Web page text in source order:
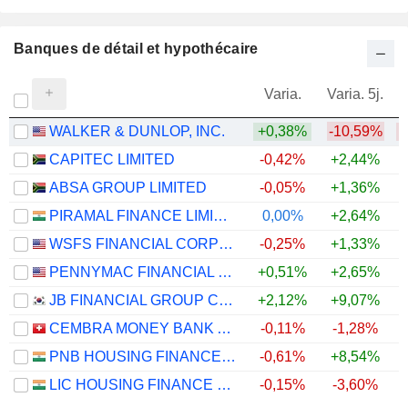
Banques de détail et hypothécaire
Varia. Varia. 5j.
WALKER & DUNLOP, INC. +0,38% -10,59%
CAPITEC LIMITED
-0,42% +2,44%
ABSA GROUP LIMITED
-0,05% +1,36%
PIRAMAL FINANCE LIMITED
0,00%
+2,64%
WSFS FINANCIAL CORPORATION
-0,25% +1,33%
PENNYMAC FINANCIAL SERVICES, INC.
+0,51% +2,65%
JB FINANCIAL GROUP CO., LTD.
+2,12% +9,07%
CEMBRA MONEY BANK AG
-0,11% -1,28%
PNB HOUSING FINANCE LIMITED
-0,61% +8,54%
LIC HOUSING FINANCE LIMITED
-0,15% -3,60%